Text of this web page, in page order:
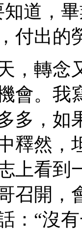
道，
付出的
轉念
會。我
多，如
釋然，
上看到
召開，
：“沒